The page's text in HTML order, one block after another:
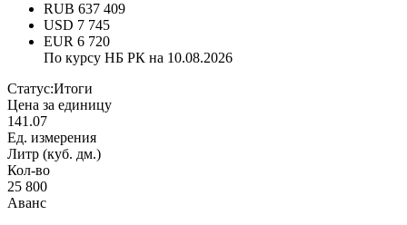
RUB 637 409
USD 7 745
EUR 6 720
По курсу НБ РК на 10.08.2026
Статус:Итоги
Цена за единицу
141.07
Ед. измерения
Литр (куб. дм.)
Кол-во
25 800
Аванс